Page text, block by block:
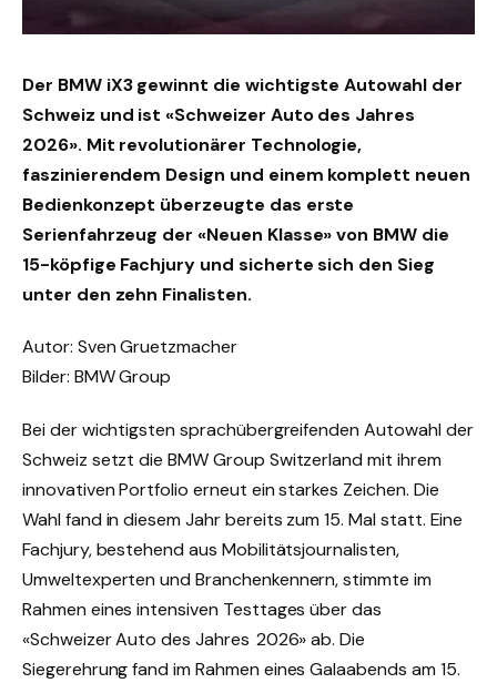
Der BMW iX3 gewinnt die wichtigste Autowahl der
Schweiz und ist «Schweizer Auto des Jahres
2026». Mit revolutionärer Technologie,
faszinierendem Design und einem komplett neuen
Bedienkonzept überzeugte das erste
Serienfahrzeug der «Neuen Klasse» von BMW die
15-köpfige Fachjury und sicherte sich den Sieg
unter den zehn Finalisten.
Autor: Sven Gruetzmacher
Bilder: BMW Group
Bei der wichtigsten sprachübergreifenden Autowahl der
Schweiz setzt die BMW Group Switzerland mit ihrem
innovativen Portfolio erneut ein starkes Zeichen. Die
Wahl fand in diesem Jahr bereits zum 15. Mal statt. Eine
Fachjury, bestehend aus Mobilitätsjournalisten,
Umweltexperten und Branchenkennern, stimmte im
Rahmen eines intensiven Testtages über das
«Schweizer Auto des Jahres 2026» ab. Die
Siegerehrung fand im Rahmen eines Galaabends am 15.